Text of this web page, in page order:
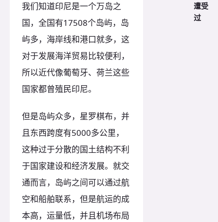
我们知道印尼是一个万岛之
国，全国有17508个岛屿，岛
屿多，海岸线和港口就多，这
对于发展海洋贸易比较便利，
所以近代像葡萄牙、荷兰这些
国家都曾殖民印尼。
但是岛屿众多，星罗棋布，并
且东西跨度有5000多公里，
这种过于分散的国土结构不利
于国家建设和经济发展。就交
通而言，岛屿之间可以通过航
空和船舶联系，但是航运的成
本高，运量低，并且机场布局
遭受
过